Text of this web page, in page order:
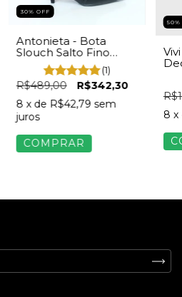
30% OFF
Antonieta - Bota
Slouch Salto Fino
Feminino Napa Preta
(1)
R$489,00
R$342,30
8 x de R$42,79 sem
juros
COMPRAR
8 x